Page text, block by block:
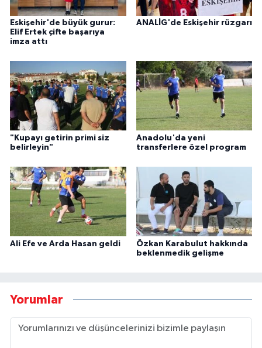
Eskişehir'de büyük gurur:
Elif Ertek çifte başarıya
imza attı
ANALİG'de Eskişehir rüzgarı
"Kupayı getirin primi siz
belirleyin"
Anadolu'da yeni
transferlere özel program
Ali Efe ve Arda Hasan geldi
Özkan Karabulut hakkında
beklenmedik gelişme
Yorumlar